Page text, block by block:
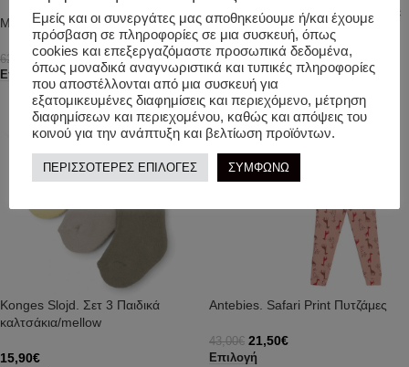
Molo. Kids’ Denim Shorts/ Tie-Dye
62,90 € 31,45€
Επιλογή
Molo. Παιδική Μακό Βερμούδα με
χαμηλό καβάλο
29,90€ 14,95€
Επιλογή
Konges Slojd. Σετ 3 Παιδικά
καλτσάκια/mellow
15,90€
-50%
Antebies. Safari Print Πυτζάμες
43,00€ 21,50€
Επιλογή
Εμείς και οι συνεργάτες μας αποθηκεύουμε ή/και έχουμε
πρόσβαση σε πληροφορίες σε μια συσκευή, όπως
cookies και επεξεργαζόμαστε προσωπικά δεδομένα,
όπως μοναδικά αναγνωριστικά και τυπικές πληροφορίες
που αποστέλλονται από μια συσκευή για
εξατομικευμένες διαφημίσεις και περιεχόμενο, μέτρηση
διαφημίσεων και περιεχομένου, καθώς και απόψεις του
κοινού για την ανάπτυξη και βελτίωση προϊόντων.
ΠΕΡΙΣΣΟΤΕΡΕΣ ΕΠΙΛΟΓΕΣ ΣΥΜΦΩΝΩ